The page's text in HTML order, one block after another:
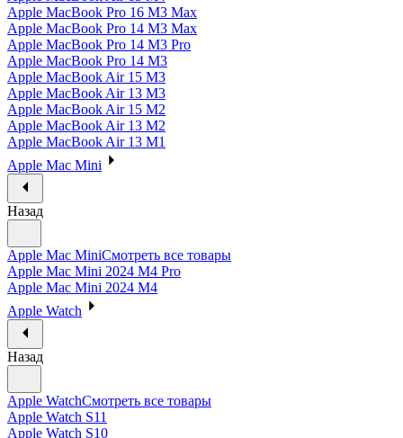
Apple MacBook Pro 16 M3 Max
Apple MacBook Pro 14 M3 Max
Apple MacBook Pro 14 M3 Pro
Apple MacBook Pro 14 M3
Apple MacBook Air 15 M3
Apple MacBook Air 13 M3
Apple MacBook Air 15 M2
Apple MacBook Air 13 M2
Apple MacBook Air 13 M1
Apple Mac Mini
Назад
Apple Mac MiniСмотреть все товары
Apple Mac Mini 2024 M4 Pro
Apple Mac Mini 2024 M4
Apple Watch
Назад
Apple WatchСмотреть все товары
Apple Watch S11
Apple Watch S10